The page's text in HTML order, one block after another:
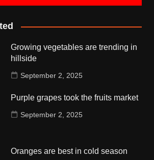
Growing vegetables are trending in
hillside
September 2, 2025
Purple grapes took the fruits market
September 2, 2025
Oranges are best in cold season